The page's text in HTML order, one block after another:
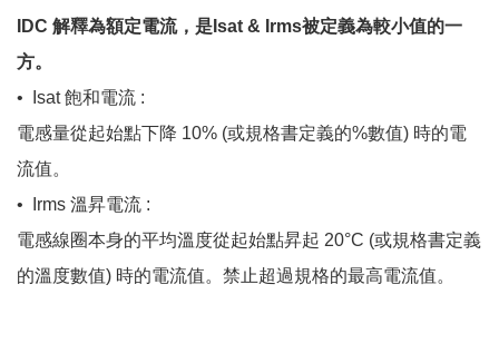
IDC 解釋為額定電流，是Isat & Irms被定義為較小值的一
方。
•​​​​​​​
Isat 飽和電流 :
電感量從起始點下降 10% (或規格書定義的%數值) 時的電
流值。
•​​​​​​​
Irms 溫昇電流 :
電感線圈本身的平均溫度從起始點昇起 20°C (或規格書定義
的溫度數值) 時的電流值。禁止超過規格的最高電流值。